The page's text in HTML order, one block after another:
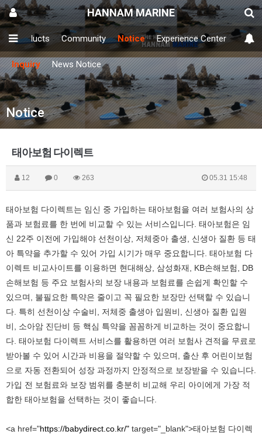
HANNAM MARINE
Products Community Notice Experience Center
Inquiry News Notice
Notice
태아보험 다이렉트
12 0 263 05.31 15:48
태아보험 다이렉트는 임신 중 가입하는 태아보험을 여러 보험사의 상
품과 보험료를 한 번에 비교할 수 있는 서비스입니다. 태아보험은 임
신 22주 이전에 가입해야 선천이상, 저체중아 출생, 신생아 질환 등 태
아 특약을 추가할 수 있어 가입 시기가 매우 중요합니다. 태아보험 다
이렉트 비교사이트를 이용하면 현대해상, 삼성화재, KB손해보험, DB
손해보험 등 주요 보험사의 보장 내용과 보험료를 손쉽게 확인할 수
있으며, 불필요한 특약은 줄이고 꼭 필요한 보장만 선택할 수 있습니
다. 특히 선천이상 수술비, 저체중 출생아 입원비, 신생아 질환 입원
비, 소아암 진단비 등 핵심 특약을 꼼꼼하게 비교하는 것이 중요합니
다. 태아보험 다이렉트 서비스를 활용하면 여러 보험사 견적을 무료로
받아볼 수 있어 시간과 비용을 절약할 수 있으며, 출산 후 어린이보험
으로 자동 전환되어 성장 과정까지 안정적으로 보장받을 수 있습니다.
가입 전 보험료와 보장 범위를 충분히 비교해 우리 아이에게 가장 적
합한 태아보험을 선택하는 것이 좋습니다.
<a href="https://babydirect.co.kr/" target="_blank">태아보험 다이렉